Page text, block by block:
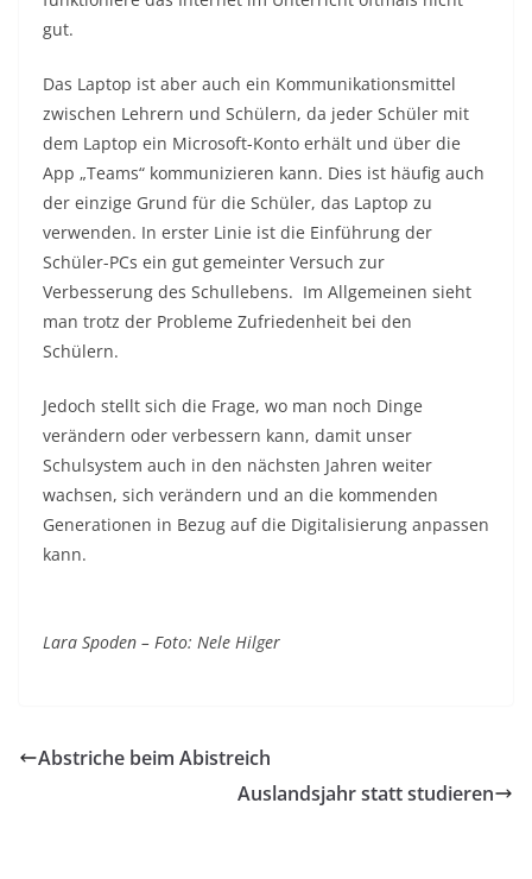
gut.
Das Laptop ist aber auch ein Kommunikationsmittel
zwischen Lehrern und Schülern, da jeder Schüler mit
dem Laptop ein Microsoft-Konto erhält und über die
App „Teams“ kommunizieren kann. Dies ist häufig auch
der einzige Grund für die Schüler, das Laptop zu
verwenden. In erster Linie ist die Einführung der
Schüler-PCs ein gut gemeinter Versuch zur
Verbesserung des Schullebens. Im Allgemeinen sieht
man trotz der Probleme Zufriedenheit bei den
Schülern.
Jedoch stellt sich die Frage, wo man noch Dinge
verändern oder verbessern kann, damit unser
Schulsystem auch in den nächsten Jahren weiter
wachsen, sich verändern und an die kommenden
Generationen in Bezug auf die Digitalisierung anpassen
kann.
Lara Spoden – Foto: Nele Hilger
Abstriche beim Abistreich
Auslandsjahr statt studieren